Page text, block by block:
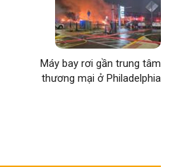
Máy bay rơi gần trung tâm
thương mại ở Philadelphia